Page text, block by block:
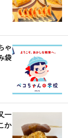
ゃ
袋
一
か